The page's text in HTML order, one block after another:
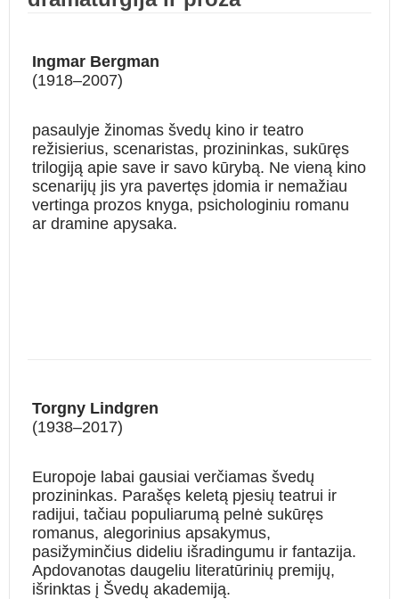
Ingmar Bergman
(1918–2007)
pasaulyje žinomas švedų kino ir teatro
režisierius, scenaristas, prozininkas, sukūręs
trilogiją apie save ir savo kūrybą. Ne vieną kino
scenarijų jis yra pavertęs įdomia ir nemažiau
vertinga prozos knyga, psichologiniu romanu
ar dramine apysaka.
Torgny Lindgren
(1938–2017)
Europoje labai gausiai verčiamas švedų
prozininkas. Parašęs keletą pjesių teatrui ir
radijui, tačiau populiarumą pelnė sukūręs
roma­nus, alegorinius apsakymus,
pasižyminčius dideliu išradingumu ir fantazija.
Apdovanotas daugeliu literatūrinių premijų,
išrinktas į Švedų akademiją.